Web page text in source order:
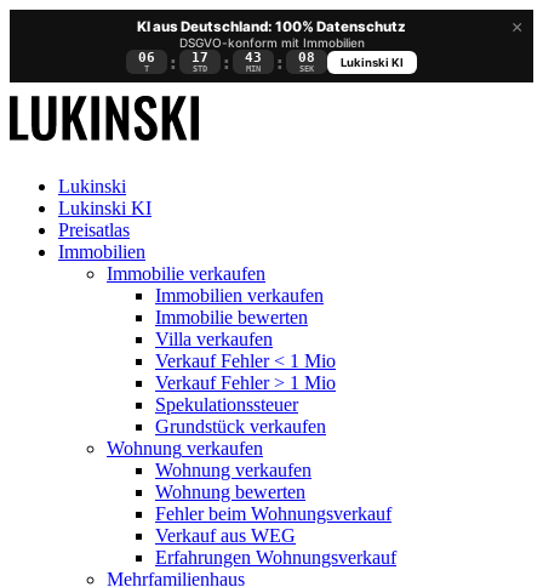
×
KI aus Deutschland: 100% Datenschutz
DSGVO-konform mit Immobilien
06
T : 17
STD : 43
MIN : 08
SEK
Lukinski KI
Lukinski
Lukinski KI
Preisatlas
Immobilien
Immobilie verkaufen
Immobilien verkaufen
Immobilie bewerten
Villa verkaufen
Verkauf Fehler < 1 Mio
Verkauf Fehler > 1 Mio
Spekulationssteuer
Grundstück verkaufen
Wohnung verkaufen
Wohnung verkaufen
Wohnung bewerten
Fehler beim Wohnungsverkauf
Verkauf aus WEG
Erfahrungen Wohnungsverkauf
Mehrfamilienhaus